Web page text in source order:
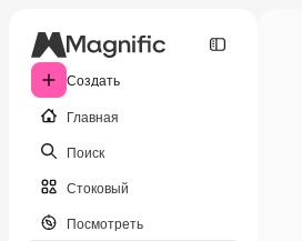
Создать
Главная
Поиск
Стоковый
Посмотреть